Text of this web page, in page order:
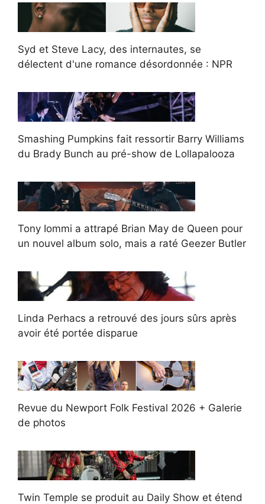
Syd et Steve Lacy, des internautes, se
délectent d'une romance désordonnée : NPR
Smashing Pumpkins fait ressortir Barry Williams
du Brady Bunch au pré-show de Lollapalooza
Tony Iommi a attrapé Brian May de Queen pour
un nouvel album solo, mais a raté Geezer Butler
Linda Perhacs a retrouvé des jours sûrs après
avoir été portée disparue
Revue du Newport Folk Festival 2026 + Galerie
de photos
Twin Temple se produit au Daily Show et étend